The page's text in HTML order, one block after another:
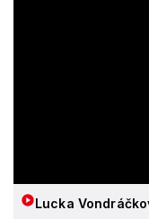
Lucka